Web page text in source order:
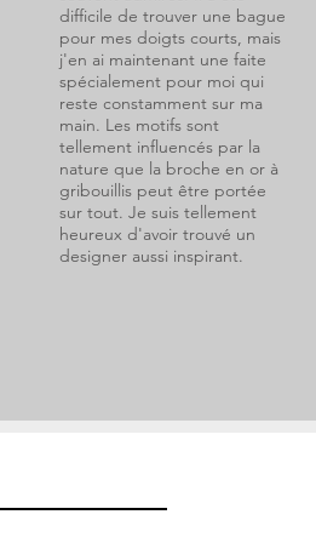
difficile de trouver une bague
pour mes doigts courts, mais
j'en ai maintenant une faite
spécialement pour moi qui
reste constamment sur ma
main. Les motifs sont
tellement influencés par la
nature que la broche en or à
gribouillis peut être portée
sur tout. Je suis tellement
heureux d'avoir trouvé un
designer aussi inspirant.